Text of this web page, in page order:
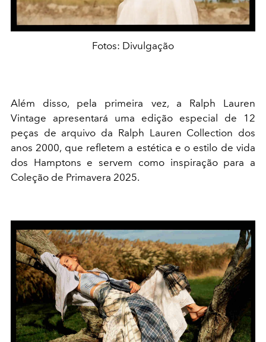
Fotos: Divulgação
Além disso, pela primeira vez, a Ralph Lauren
Vintage apresentará uma edição especial de 12
peças de arquivo da Ralph Lauren Collection dos
anos 2000, que refletem a estética e o estilo de vida
dos Hamptons e servem como inspiração para a
Coleção de Primavera 2025.